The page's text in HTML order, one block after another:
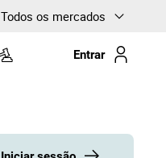
Todos os mercados
Entrar